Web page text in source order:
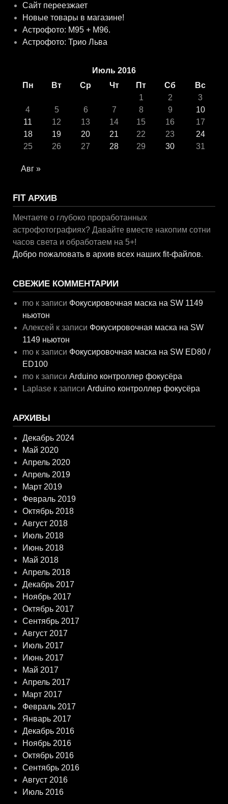
Сайт переезжает
Новые товары в магазине!
Астрофото: M95 + M96.
Астрофото: Трио Льва
Июль 2016
Пн
Вт Ср Чт Пт Сб
Вс
1
2
3
4
5 6 7 8 9
10
11
12 13 14 15 16
17
18
19 20 21 22 23
24
25
26 27 28 29 30 31
Авг »
FIT АРХИВ
Мечтаете о глубоко проработанных
астрофотографиях? Давайте вместе накопим сотни
часов света и обработаем на 5+!
Добро пожаловать в архив всех наших fit-файлов.
СВЕЖИЕ КОММЕНТАРИИ
mo к записи Фокусировочная маска на SW 1149
ньютон
Алексей к записи Фокусировочная маска на SW
1149 ньютон
mo к записи Фокусировочная маска на SW ED80 /
ED100
mo к записиArduino контроллер фокусёра
Laplase к записиArduino контроллер фокусёра
АРХИВЫ
Декабрь 2024
Май 2020
Апрель 2020
Апрель 2019
Март 2019
Февраль 2019
Октябрь 2018
Август 2018
Июль 2018
Июнь 2018
Май 2018
Апрель 2018
Декабрь 2017
Ноябрь 2017
Октябрь 2017
Сентябрь 2017
Август 2017
Июль 2017
Июнь 2017
Май 2017
Апрель 2017
Март 2017
Февраль 2017
Январь 2017
Декабрь 2016
Ноябрь 2016
Октябрь 2016
Сентябрь 2016
Август 2016
Июль 2016